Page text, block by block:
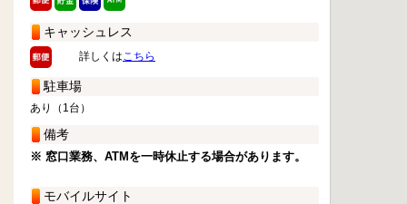
キャッシュレス
詳しくはこちら
駐車場
あり（1台）
備考
※ 窓口業務、ATMを一時休止する場合があります。
モバイルサイト